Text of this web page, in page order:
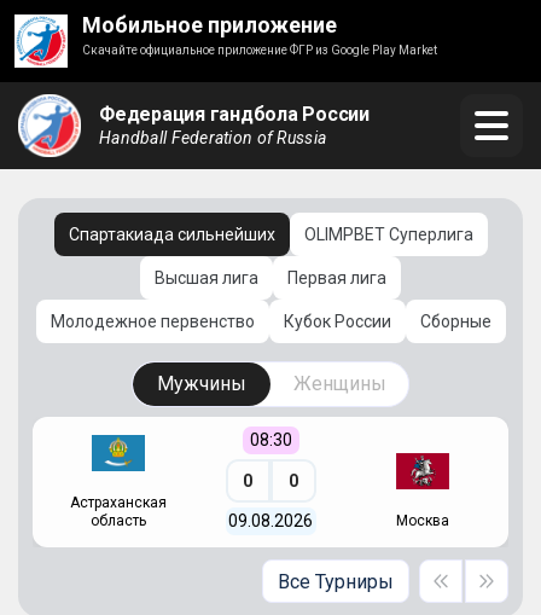
Мобильное приложение
Скачайте официальное приложение ФГР из Google Play Market
Федерация гандбола России
Handball Federation of Russia
Спартакиада сильнейших OLIMPBET Суперлига
Высшая лига Первая лига
Молодежное первенство Кубок России Сборные
Мужчины Женщины
Астраханская
область
08:30
0 0
09.08.2026 Москва
Все Турниры